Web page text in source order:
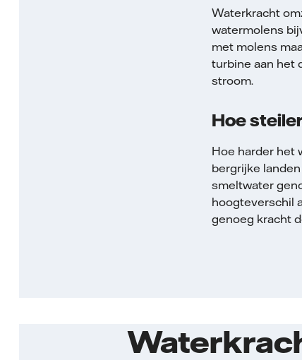
Waterkracht
watermolens
met molens
turbine aan het
stroom.
Hoe
Hoe harder het
bergrijke
smeltwater
hoogteverschil
genoeg kracht